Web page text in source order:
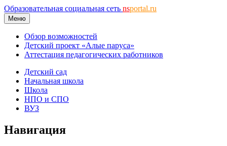
Образовательная социальная сеть nsportal.ru
Меню
Обзор возможностей
Детский проект «Алые паруса»
Аттестация педагогических работников
Детский сад
Начальная школа
Школа
НПО и СПО
ВУЗ
Навигация